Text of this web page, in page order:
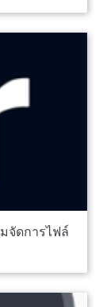
จัดการไฟล์